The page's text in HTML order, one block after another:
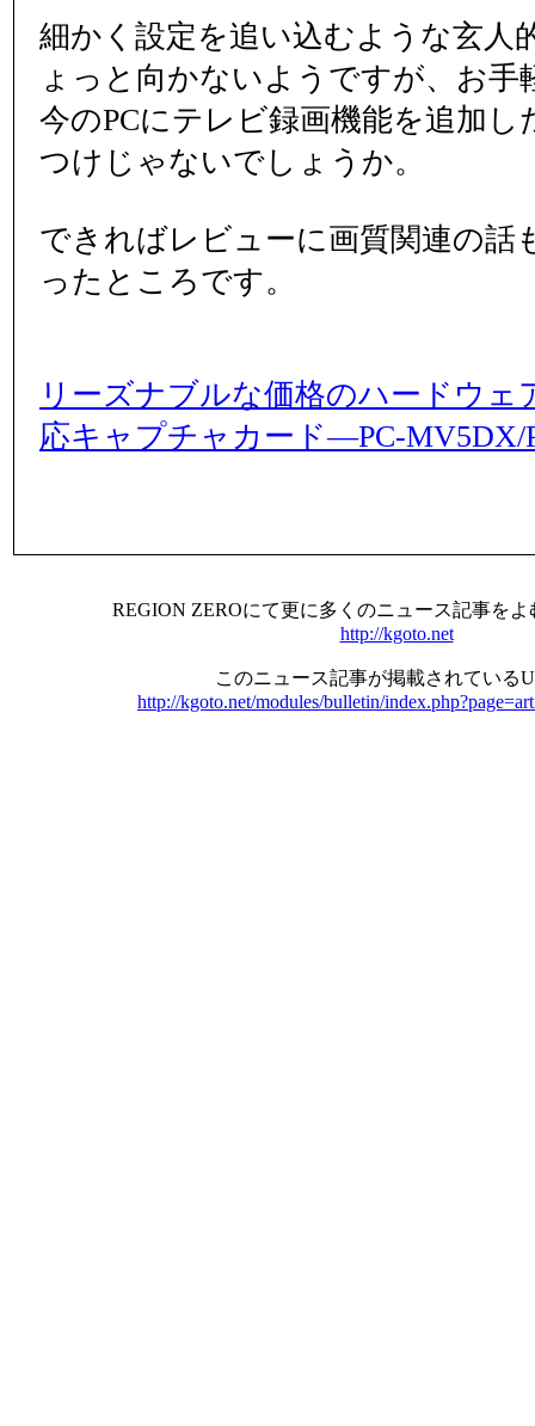
細かく設定を追い込むような玄人
ょっと向かないようですが、お手
今のPCにテレビ録画機能を追加
つけじゃないでしょうか。
できればレビューに画質関連の話
ったところです。
リーズナブルな価格のハードウェ
応キャプチャカード―PC-MV5DX/
REGION ZEROにて更に多くのニュース記事を
http://kgoto.net
このニュース記事が掲載されている
http://kgoto.net/modules/bulletin/